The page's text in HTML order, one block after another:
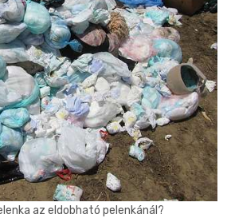
az eldobható pelenkánál?